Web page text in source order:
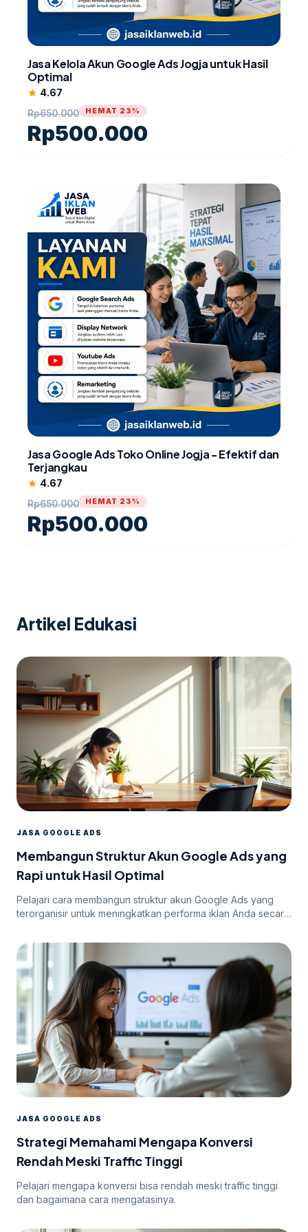
Jasa Kelola Akun Google Ads Jogja untuk Hasil
Optimal
star 4.67
Rp650.000
Rp500.000
HEMAT 23%
Jasa Google Ads Toko Online Jogja - Efektif dan
Terjangkau
star 4.67
Rp650.000
Rp500.000
HEMAT 23%
Artikel Edukasi
JASA GOOGLE ADS
Membangun Struktur Akun Google Ads yang
Rapi untuk Hasil Optimal
Pelajari cara membangun struktur akun Google Ads yang
terorganisir untuk meningkatkan performa iklan Anda secara
JASA GOOGLE ADS
Strategi Memahami Mengapa Konversi
Rendah Meski Traffic Tinggi
Pelajari mengapa konversi bisa rendah meski traffic tinggi
dan bagaimana cara mengatasinya.